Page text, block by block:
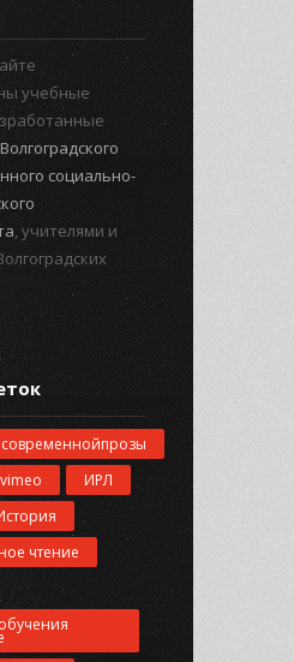
учебные
Волгоградского
социально-
, учителями и
vimeo
ИРЛ
чтение